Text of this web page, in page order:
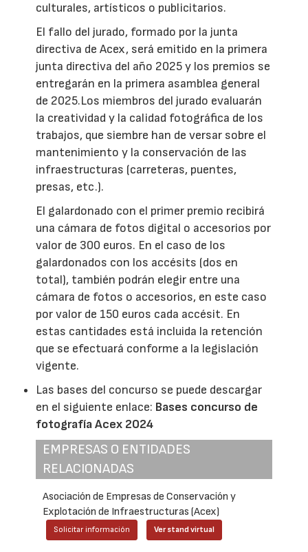
culturales, artísticos o publicitarios.
El fallo del jurado, formado por la junta
directiva de Acex, será emitido en la primera
junta directiva del año 2025 y los premios se
entregarán en la primera asamblea general
de 2025.Los miembros del jurado evaluarán
la creatividad y la calidad fotográfica de los
trabajos, que siembre han de versar sobre el
mantenimiento y la conservación de las
infraestructuras (carreteras, puentes,
presas, etc.).
El galardonado con el primer premio recibirá
una cámara de fotos digital o accesorios por
valor de 300 euros. En el caso de los
galardonados con los accésits (dos en
total), también podrán elegir entre una
cámara de fotos o accesorios, en este caso
por valor de 150 euros cada accésit. En
estas cantidades está incluida la retención
que se efectuará conforme a la legislación
vigente.
Las bases del concurso se puede descargar
en el siguiente enlace: Bases concurso de
fotografía Acex 2024
EMPRESAS O ENTIDADES
RELACIONADAS
Asociación de Empresas de Conservación y
Explotación de Infraestructuras (Acex)
Solicitar información Ver stand virtual